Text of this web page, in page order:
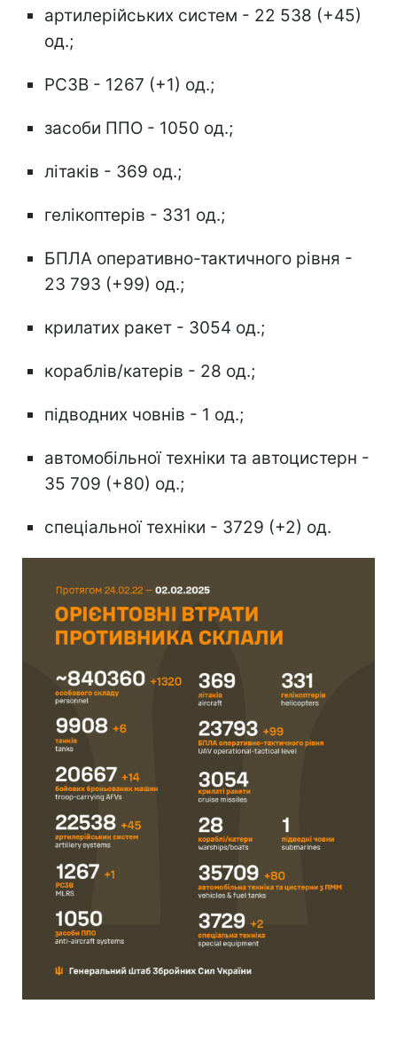
артилерійських систем - 22 538 (+45)
од.;
РСЗВ - 1267 (+1) од.;
засоби ППО - 1050 од.;
літаків - 369 од.;
гелікоптерів - 331 од.;
БПЛА оперативно-тактичного рівня -
23 793 (+99) од.;
крилатих ракет - 3054 од.;
кораблів/катерів - 28 од.;
підводних човнів - 1 од.;
автомобільної техніки та автоцистерн -
35 709 (+80) од.;
спеціальної техніки - 3729 (+2) од.